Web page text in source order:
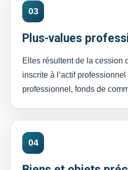
03
Plus-values
Elles résultent de la cession
inscrite à l’actif
professionnel, fonds de
04